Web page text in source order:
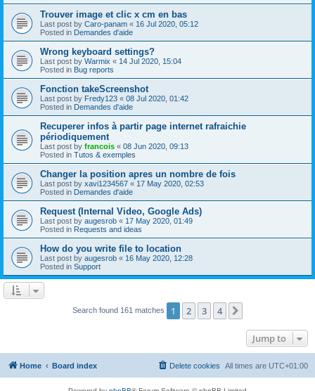
Trouver image et clic x cm en bas
Last post by Caro-panam « 16 Jul 2020, 05:12
Posted in Demandes d'aide
Wrong keyboard settings?
Last post by Warmix « 14 Jul 2020, 15:04
Posted in Bug reports
Fonction takeScreenshot
Last post by Fredy123 « 08 Jul 2020, 01:42
Posted in Demandes d'aide
Recuperer infos à partir page internet rafraichie
périodiquement
Last post by francois « 08 Jun 2020, 09:13
Posted in Tutos & exemples
Changer la position apres un nombre de fois
Last post by xavi1234567 « 17 May 2020, 02:53
Posted in Demandes d'aide
Request (Internal Video, Google Ads)
Last post by augesrob « 17 May 2020, 01:49
Posted in Requests and ideas
How do you write file to location
Last post by augesrob « 16 May 2020, 12:28
Posted in Support
Search found 161 matches 1 2 3 4
Jump to
Home Board index All times are UTC+01:00
Delete cookies